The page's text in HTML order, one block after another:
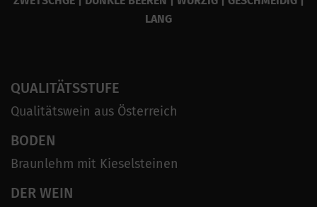
LANG
QUALITÄTSSTUFE
Qualitätswein aus Österreich
BODEN
Braunlehm mit Kieselsteinen
DER WEIN